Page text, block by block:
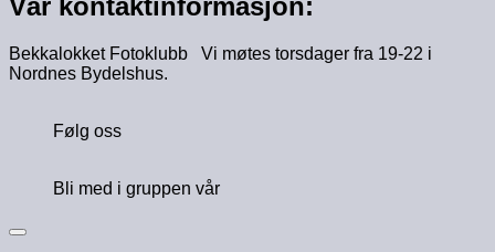
Vår kontaktinformasjon:
Bekkalokket Fotoklubb Vi møtes torsdager fra 19-22 i
Nordnes Bydelshus.
Følg oss
Bli med i gruppen vår